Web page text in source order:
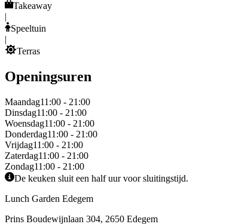
Takeaway
|
Speeltuin
|
Terras
Openingsuren
Maandag11:00 - 21:00
Dinsdag11:00 - 21:00
Woensdag11:00 - 21:00
Donderdag11:00 - 21:00
Vrijdag11:00 - 21:00
Zaterdag11:00 - 21:00
Zondag11:00 - 21:00
De keuken sluit een half uur voor sluitingstijd.
Lunch Garden Edegem
Prins Boudewijnlaan 304, 2650 Edegem